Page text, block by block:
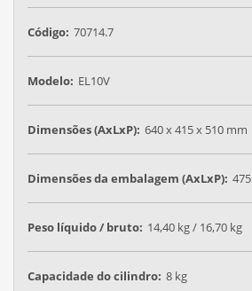
Código: 70714.7
Modelo: EL10V
Dimensões (AxLxP): 640 x 415 x 510 mm
Dimensões da embalagem (AxLxP):
Peso líquido / bruto: 14,40 kg / 16,70 kg
Capacidade do cilindro: 8 kg